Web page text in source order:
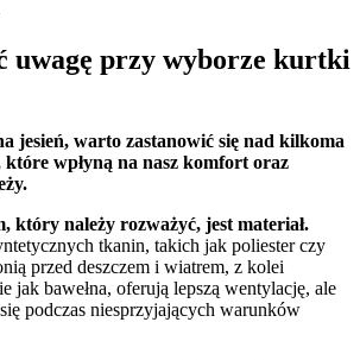
uwagę przy wyborze kurtki
jesień, warto zastanowić się nad kilkoma
wpłyną na nasz komfort oraz
który należy rozważyć, jest materiał.
tkanin, takich jak poliester czy
przed deszczem i wiatrem, z kolei
jak bawełna, oferują lepszą wentylację, ale
podczas niesprzyjających warunków